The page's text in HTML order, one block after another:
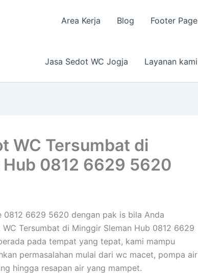
Area Kerja Blog Footer Page
Jasa Sedot WC Jogja Layanan kami
WC Tersumbat di
0812 6629 5620
0812 6629 5620 dengan pak is bila Anda
Tersumbat di Minggir Sleman Hub 0812 6629
pada tempat yang tepat, kami mampu
permasalahan mulai dari wc macet, pompa air
hingga resapan air yang mampet.